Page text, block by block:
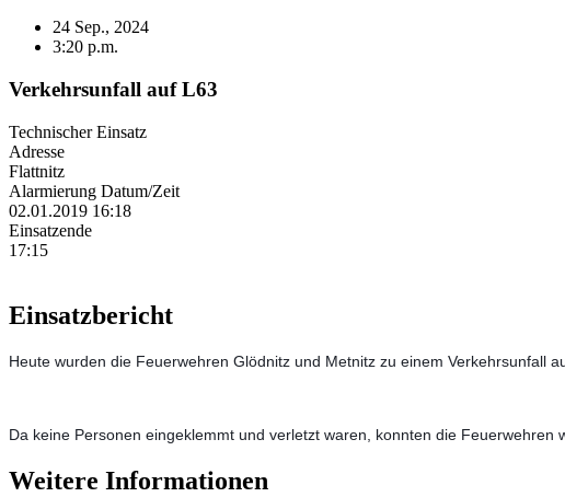
24 Sep., 2024
3:20 p.m.
Verkehrsunfall auf L63
Technischer Einsatz
Adresse
Flattnitz
Alarmierung Datum/Zeit
02.01.2019 16:18
Einsatzende
17:15
Einsatzbericht
Heute wurden die Feuerwehren Glödnitz und Metnitz zu einem Verkehrsunfall
Da keine Personen eingeklemmt und verletzt waren, konnten die Feuerwehren
Weitere Informationen